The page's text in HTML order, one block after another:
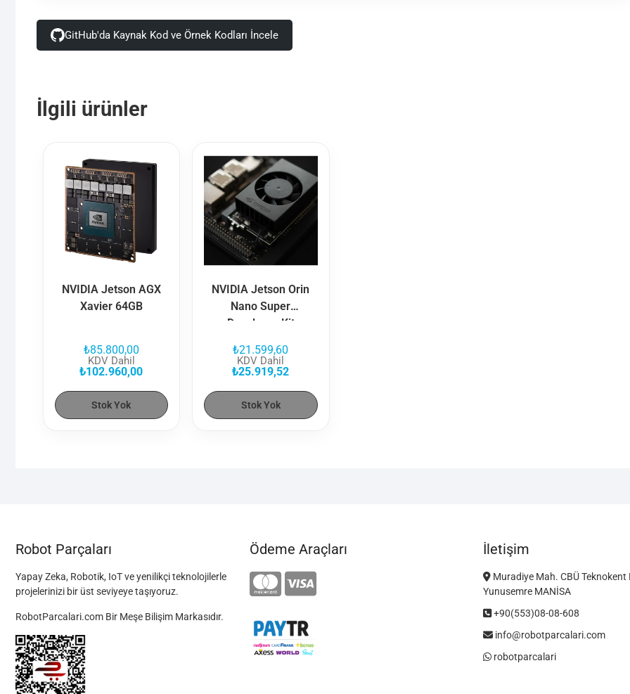
GitHub'da Kaynak Kod ve Örnek Kodları İncele
İlgili ürünler
NVIDIA Jetson AGX
Xavier 64GB
₺85.800,00
KDV Dahil
₺102.960,00
Stok Yok
NVIDIA Jetson Orin
Nano Super
Developer Kit
₺21.599,60
KDV Dahil
₺25.919,52
Stok Yok
Robot Parçaları
Yapay Zeka, Robotik, IoT ve yenilikçi teknolojilerle
projelerinizi bir üst seviyeye taşıyoruz.
RobotParcalari.com Bir Meşe Bilişim Markasıdır.
Ödeme Araçları İletişim
Muradiye Mah. CBÜ Teknokent
Yunusemre MANİSA
+90(553)08-08-608
info@robotparcalari.com
robotparcalari